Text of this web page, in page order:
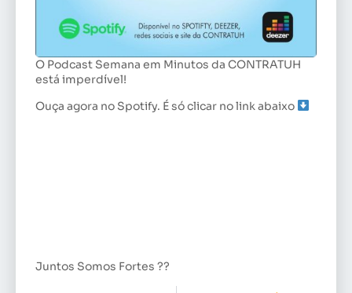
O Podcast Semana em Minutos da CONTRATUH
está imperdível!
Ouça agora no Spotify. É só clicar no link abaixo
Juntos Somos Fortes ??